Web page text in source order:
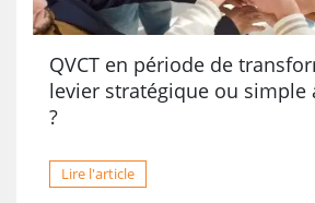
QVCT en période de
levier stratégique ou simple
?
Lire l'article